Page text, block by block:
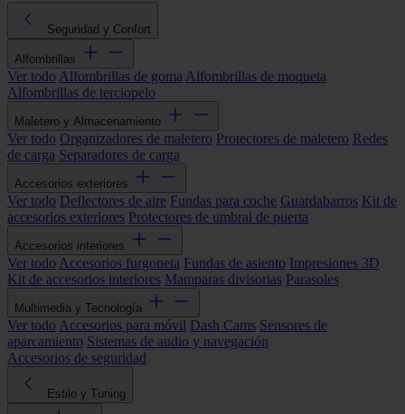
Seguridad y Confort
Alfombrillas
Ver todo Alfombrillas de goma Alfombrillas de moqueta
Alfombrillas de terciopelo
Maletero y Almacenamiento
Ver todo Organizadores de maletero Protectores de maletero Redes
de carga Separadores de carga
Accesorios exteriores
Ver todo Deflectores de aire Fundas para coche Guardabarros Kit de
accesorios exteriores Protectores de umbral de puerta
Accesorios interiores
Ver todo Accesorios furgoneta Fundas de asiento Impresiones 3D
Kit de accesorios interiores Mamparas divisorias Parasoles
Multimedia y Tecnología
Ver todo Accesorios para móvil Dash Cams Sensores de
aparcamiento Sistemas de audio y navegación
Accesorios de seguridad
Estilo y Tuning